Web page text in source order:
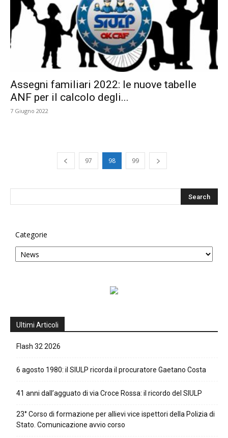
Assegni familiari 2022: le nuove tabelle
ANF per il calcolo degli...
7 Giugno 2022
97 98 99
Categorie
Ultimi Articoli
Flash 32 2026
6 agosto 1980: il SIULP ricorda il procuratore Gaetano Costa
41 anni dall’agguato di via Croce Rossa: il ricordo del SIULP
23° Corso di formazione per allievi vice ispettori della Polizia di
Stato. Comunicazione avvio corso